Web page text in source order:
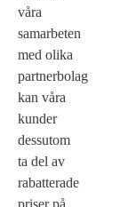
våra
samarbeten
med olika
partnerbolag
kan våra
kunder
dessutom
ta del av
rabatterade
priser på